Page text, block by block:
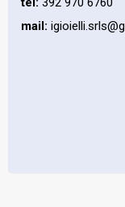
mail: